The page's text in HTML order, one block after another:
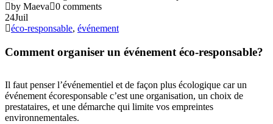
by Maeva
0 comments
24Juil
éco-responsable, événement
Comment organiser un événement éco-responsable?
Il faut penser l’événementiel et de façon plus écologique car un
événement écoresponsable c’est une organisation, un choix de
prestataires, et une démarche qui limite vos empreintes
environnementales.